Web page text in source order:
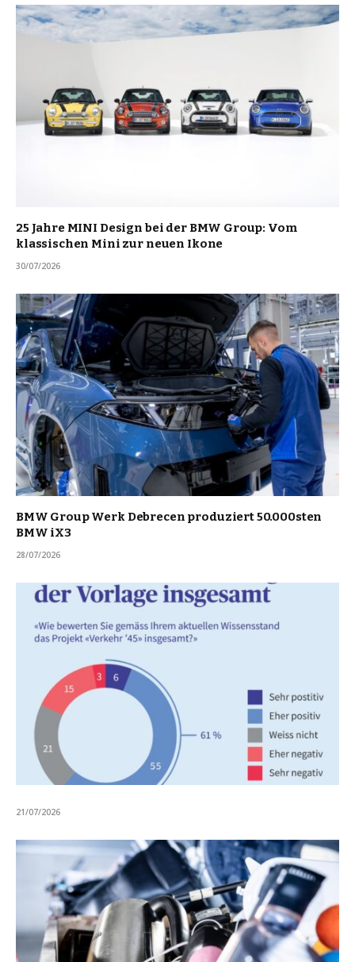
25 Jahre MINI Design bei der BMW Group: Vom
klassischen Mini zur neuen Ikone
30/07/2026
BMW Group Werk Debrecen produziert 50.000sten
BMW iX3
28/07/2026
21/07/2026